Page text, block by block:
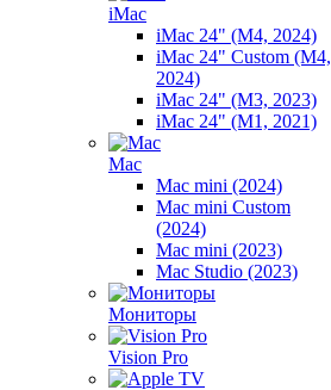
iMac
iMac 24" (M4, 2024)
iMac 24" Custom (M4,
2024)
iMac 24" (M3, 2023)
iMac 24" (M1, 2021)
Mac
Mac mini (2024)
Mac mini Custom
(2024)
Mac mini (2023)
Mac Studio (2023)
Мониторы
Vision Pro